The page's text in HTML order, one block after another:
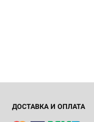
ДОСТАВКА И ОПЛАТА